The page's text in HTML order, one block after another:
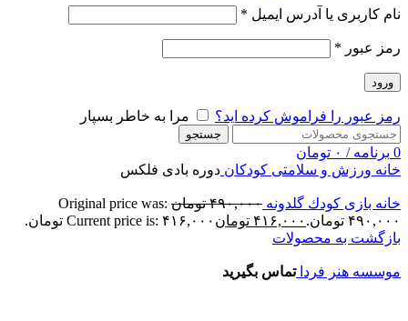
کاربری یا آدرس ایمیل*
عبور*
ورود
عبور را فراموش کرده اید؟ مرا به خاطر بسپار
جستجو
برنامه / ۰ تومان
ورزش و سلامتی کودکاندوره بادی فلکس
بازی كودك گلدونه۴۹۰,۰۰۰ تومان Original price was:
تومان.
۴۱۶,۰۰۰ تومانCurrent price is: ۴۱۶,۰۰۰ تومان.
به محصولات
هنر فرداتماس بگیرید